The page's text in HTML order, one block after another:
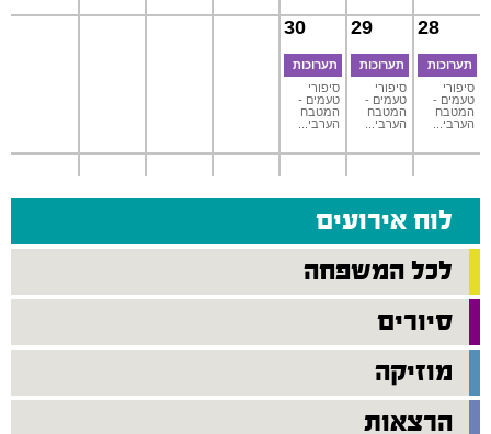
28
תערוכות
סיפורי
טעמים -
המטבח
הערבי...
29
תערוכות
סיפורי
טעמים -
המטבח
הערבי...
30
תערוכות
סיפורי
טעמים -
המטבח
הערבי...
לוח אירועים
לכל המשפחה
סיורים
מוזיקה
הרצאות